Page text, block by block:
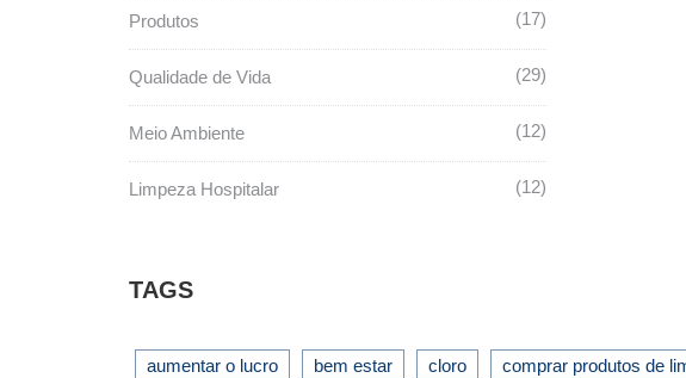
Produtos 17
Qualidade de Vida 29
Meio Ambiente 12
Limpeza Hospitalar 12
TAGS
aumentar o lucro bem estar cloro comprar produtos de